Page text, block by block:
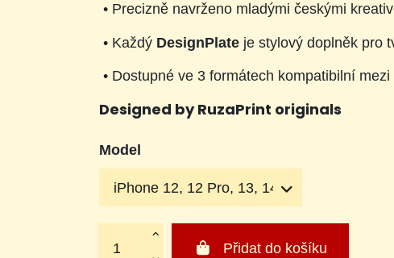
• Precizně navrženo mladými českými
• Každý DesignPlateje stylový doplněk pro
• Dostupné ve 3 formátech kompatibilní mezi
Designed by RuzaPrint originals
Model
Přidat do košíku